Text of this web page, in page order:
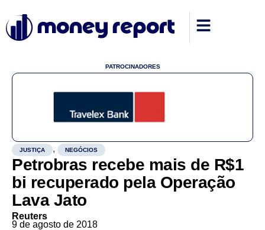
PATROCINADORES
JUSTIÇA , NEGÓCIOS
Petrobras recebe mais de R$1
bi recuperado pela Operação
Lava Jato
Reuters
9 de agosto de 2018